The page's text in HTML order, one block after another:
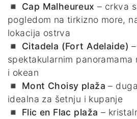
◾ Cap Malheureux – crkva
pogledom na tirkizno more,
lokacija ostrva
◾ Citadela (Fort Adelaide)
spektakularnim panoramama
i okean
◾ Mont Choisy plaža –
idealna za šetnju i kupanje
◾ Flic en Flac plaža –